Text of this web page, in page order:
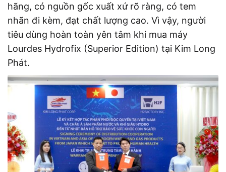
hãng, có nguồn gốc xuất xứ rõ ràng, có tem
nhãn đi kèm, đạt chất lượng cao. Vì vậy, người
tiêu dùng hoàn toàn yên tâm khi mua máy
Lourdes Hydrofix (Superior Edition) tại Kim Long
Phát.